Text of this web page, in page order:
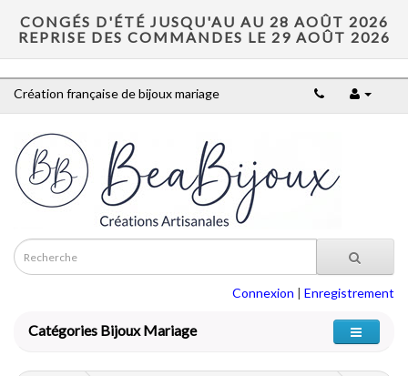
CONGÉS D'ÉTÉ JUSQU'AU AU 28 AOÛT 2026
REPRISE DES COMMANDES LE 29 AOÛT 2026
Création française de bijoux mariage
Connexion | Enregistrement
Catégories Bijoux Mariage